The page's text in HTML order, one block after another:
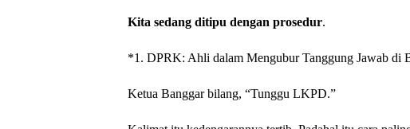
‎Kita sedang ditipu dengan prosedur.
‎*1. DPRK: Ahli dalam Mengubur Tanggung Jawab di
‎Ketua Banggar bilang, “Tunggu LKPD.”